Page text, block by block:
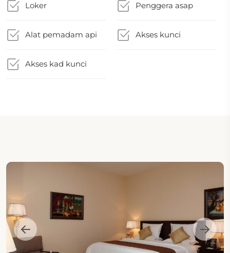
Loker Penggera asap
Alat pemadam api Akses kunci
Akses kad kunci